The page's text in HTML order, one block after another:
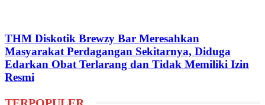
THM Diskotik Brewzy Bar Meresahkan
Masyarakat Perdagangan Sekitarnya, Diduga
Edarkan Obat Terlarang dan Tidak Memiliki Izin
Resmi